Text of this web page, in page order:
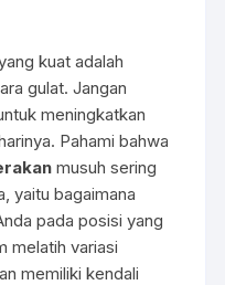
kuat adalah
gulat. Jangan
meningkatkan
Pahami bahwa
musuh sering
yaitu bagaimana
pada posisi yang
melatih variasi
memiliki kendali